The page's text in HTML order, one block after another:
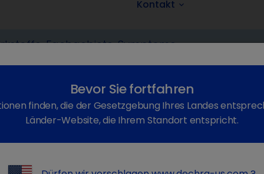
Kontakt keyboard_arrow_down
Bevor Sie fortfahren
finden, die der Gesetzgebung Ihres Landes
Länder-Website, die Ihrem Standort entspricht.